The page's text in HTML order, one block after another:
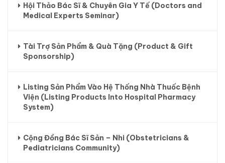
Hội Thảo Bác Sĩ & Chuyên Gia Y Tế (Doctors and
Medical Experts Seminar)
Tài Trợ Sản Phẩm & Quà Tặng (Product & Gift
Sponsorship)
Listing Sản Phẩm Vào Hệ Thống Nhà Thuốc Bệnh
Viện (Listing Products Into Hospital Pharmacy
System)
Cộng Đồng Bác Sĩ Sản – Nhi (Obstetricians &
Pediatricians Community)